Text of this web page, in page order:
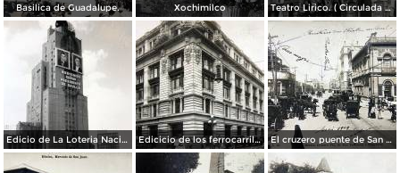
Basilica de Guadalupe. Xochimilco Teatro Lirico. ( Circulada el 1 de Agosto de 1926 ).
Edicio de La Loteria Nacional Ciudad de México Abril de 1964 Edicicio de los ferrocarriles. El cruzero puente de San Francisco y Guardiola por el fotografo Felix Miret.